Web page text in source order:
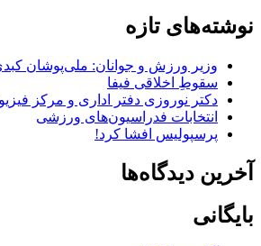
نوشته‌های تازه
وزیر ورزش و جوانان: ملی‌پوشان کبدی
سقوطِ اخلاقی فیفا
دکتر نوروزی دفتر اداری و مرکز
انتخابات فدراسیون‌های ورزشی
پرسپولیس افشا کرد!
آخرین دیدگاه‌ها
بایگانی